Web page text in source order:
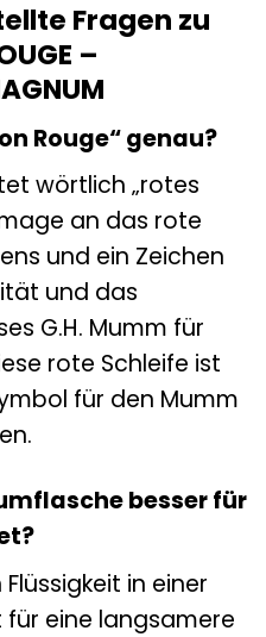
Fragen zu
–
Rouge“ genau?
wörtlich „rotes
an das rote
und ein Zeichen
und das
G.H. Mumm für
rote Schleife ist
für den Mumm
besser für
in einer
eine langsamere